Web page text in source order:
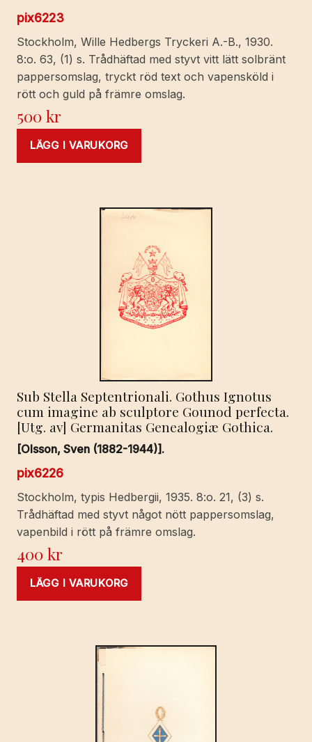
pix6223
Stockholm, Wille Hedbergs Tryckeri A.-B., 1930.
8:o. 63, (1) s. Trådhäftad med styvt vitt lätt solbränt
pappersomslag, tryckt röd text och vapensköld i
rött och guld på främre omslag.
500kr
LÄGG I VARUKORG
Sub Stella Septentrionali. Gothus Ignotus
cum imagine ab sculptore Gounod perfecta.
[Utg. av] Germanitas Genealogiæ Gothica.
[Olsson, Sven (1882-1944)].
pix6226
Stockholm, typis Hedbergii, 1935. 8:o. 21, (3) s.
Trådhäftad med styvt något nött pappersomslag,
vapenbild i rött på främre omslag.
400kr
LÄGG I VARUKORG